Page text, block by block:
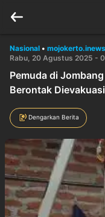
Nasional •
Rabu, 20 Agustus 2025 -
Pemuda di
Berontak
Dengarkan Berita